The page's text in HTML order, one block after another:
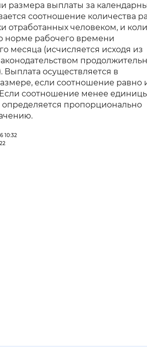
размера выплаты за
соотношение количества
отработанных человеком, и
норме рабочего времени
месяца (исчисляется исходя из
Выплата осуществляется в
если соотношение равно
соотношение менее
пропорционально
10:32